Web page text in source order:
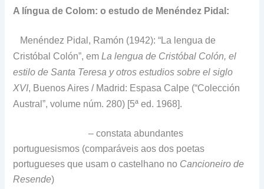
A língua de Colom: o estudo de Menéndez Pidal:
Menéndez Pidal, Ramón (1942): “La lengua de
Cristóbal Colón”, emLa lengua de Cristóbal Colón, el
estilo de Santa Teresa y otros estudios sobre el siglo
XVI, Buenos Aires / Madrid: Espasa Calpe (“Colección
Austral”, volume núm. 280) [5ª ed. 1968].
– constata abundantes
portuguesismos (comparáveis aos dos poetas
portugueses que usam o castelhano no Cancioneiro de
Resende)